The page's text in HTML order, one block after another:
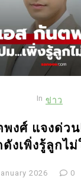
In ข่าว
พงศ์ แจงด่ว
ดังเพิ่งรู้ลูกไ
2026 0